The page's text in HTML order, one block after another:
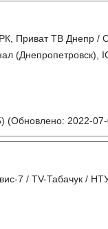
Приват ТВ Днепр /
(Обновлено: 2022-
7 / TV-Табачук /